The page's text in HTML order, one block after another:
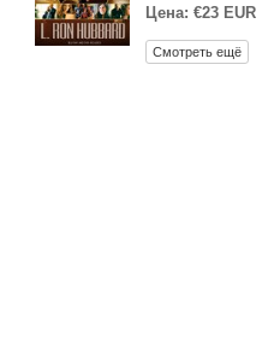
Цена: €23 EUR
Смотреть ещё